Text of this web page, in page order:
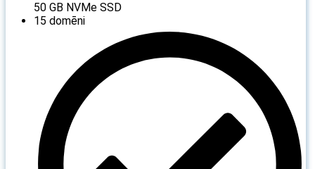
50 GB NVMe SSD
15 domēni